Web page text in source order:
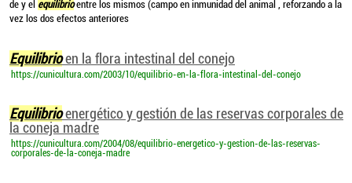
de y el equilibrioentre los mismos (campo en inmunidad del animal , reforzando a la
vez los dos efectos anteriores
Equilibrioen la flora intestinal del conejo
https://cunicultura.com/2003/10/equilibrio-en-la-flora-intestinal-del-conejo
Equilibrioenergético y gestión de las reservas corporales de
la coneja madre
https://cunicultura.com/2004/08/equilibrio-energetico-y-gestion-de-las-reservas-
corporales-de-la-coneja-madre